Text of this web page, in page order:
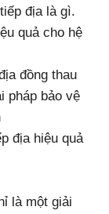
là một giải